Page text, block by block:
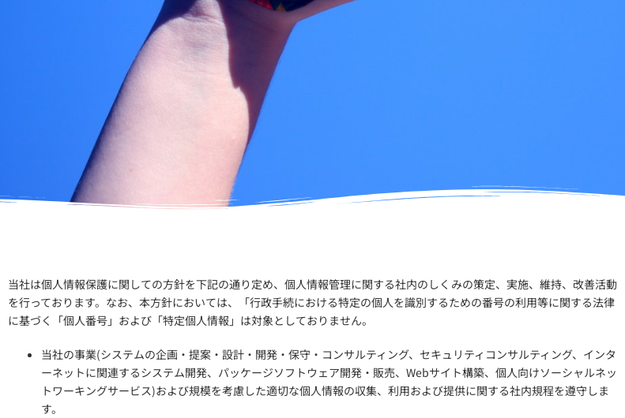
当社は個人情報保護に関しての方針を下記の通り定め、個人情報管理に関する社内のしくみの策定、実施、維持、改善活動
を行っております。なお、本方針においては、「行政手続における特定の個人を識別するための番号の利用等に関する法律
に基づく「個人番号」および「特定個人情報」は対象としておりません。
当社の事業(システムの企画・提案・設計・開発・保守・コンサルティング、セキュリティコンサルティング、インタ
ーネットに関連するシステム開発、パッケージソフトウェア開発・販売、Webサイト構築、個人向けソーシャルネッ
トワーキングサービス)および規模を考慮した適切な個人情報の収集、利用および提供に関する社内規程を遵守しま
す。